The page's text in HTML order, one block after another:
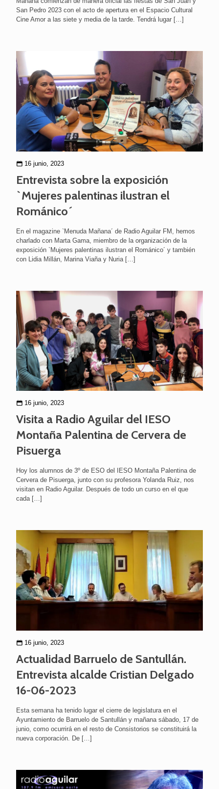
San Pedro 2023 con el acto de apertura en el Espacio Cultural
Cine Amor a las siete y media de la tarde. Tendrá lugar […]
16 junio, 2023
Entrevista sobre la exposición
`Mujeres palentinas ilustran el
Románico´
En el magazine `Menuda Mañana´ de Radio Aguilar FM, hemos
charlado con Marta Gama, miembro de la organización de la
exposición `Mujeres palentinas ilustran el Románico´ y también
con Lidia Millán, Marina Viaña y Nuria […]
16 junio, 2023
Visita a Radio Aguilar del IESO
Montaña Palentina de Cervera de
Pisuerga
Hoy los alumnos de 3º de ESO del IESO Montaña Palentina de
Cervera de Pisuerga, junto con su profesora Yolanda Ruiz, nos
visitan en Radio Aguilar. Después de todo un curso en el que
cada[…]
16 junio, 2023
Actualidad Barruelo de Santullán.
Entrevista alcalde Cristian Delgado
16-06-2023
Esta semana ha tenido lugar el cierre de legislatura en el
Ayuntamiento de Barruelo de Santullán y mañana sábado, 17 de
junio, como ocurrirá en el resto de Consistorios se constituirá la
nueva corporación. De […]